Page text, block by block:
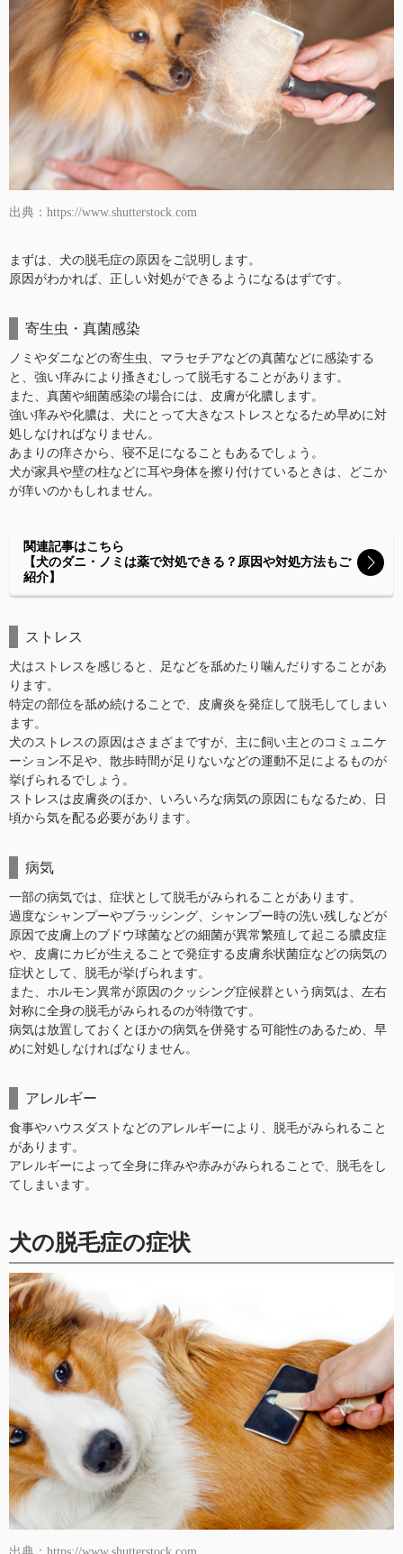
出典：https://www.shutterstock.com
まずは、犬の脱毛症の原因をご説明します。
原因がわかれば、正しい対処ができるようになるはずです。
寄生虫・真菌感染
ノミやダニなどの寄生虫、マラセチアなどの真菌などに感染する
と、強い痒みにより搔きむしって脱毛することがあります。
また、真菌や細菌感染の場合には、皮膚が化膿します。
強い痒みや化膿は、犬にとって大きなストレスとなるため早めに対
処しなければなりません。
あまりの痒さから、寝不足になることもあるでしょう。
犬が家具や壁の柱などに耳や身体を擦り付けているときは、どこか
が痒いのかもしれません。
関連記事はこちら
【犬のダニ・ノミは薬で対処できる？原因や対処方法もご
紹介】
ストレス
犬はストレスを感じると、足などを舐めたり噛んだりすることがあ
ります。
特定の部位を舐め続けることで、皮膚炎を発症して脱毛してしまい
ます。
犬のストレスの原因はさまざまですが、主に飼い主とのコミュニケ
ーション不足や、散歩時間が足りないなどの運動不足によるものが
挙げられるでしょう。
ストレスは皮膚炎のほか、いろいろな病気の原因にもなるため、日
頃から気を配る必要があります。
病気
一部の病気では、症状として脱毛がみられることがあります。
過度なシャンプーやブラッシング、シャンプー時の洗い残しなどが
原因で皮膚上のブドウ球菌などの細菌が異常繁殖して起こる膿皮症
や、皮膚にカビが生えることで発症する皮膚糸状菌症などの病気の
症状として、脱毛が挙げられます。
また、ホルモン異常が原因のクッシング症候群という病気は、左右
対称に全身の脱毛がみられるのが特徴です。
病気は放置しておくとほかの病気を併発する可能性のあるため、早
めに対処しなければなりません。
アレルギー
食事やハウスダストなどのアレルギーにより、脱毛がみられること
があります。
アレルギーによって全身に痒みや赤みがみられることで、脱毛をし
てしまいます。
犬の脱毛症の症状